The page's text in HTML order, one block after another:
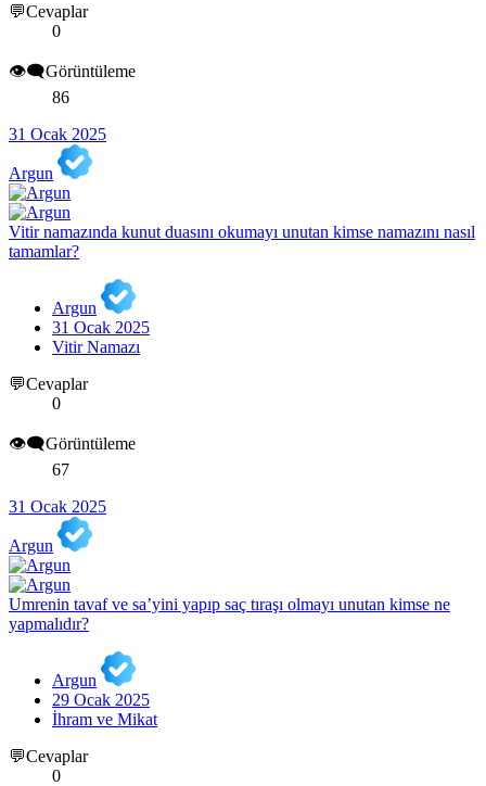
💬Cevaplar
0
👁️‍🗨️Görüntüleme
86
31 Ocak 2025
Argun
Vitir namazında kunut duasını okumayı unutan kimse namazını nasıl
tamamlar?
Argun
31 Ocak 2025
Vitir Namazı
💬Cevaplar
0
👁️‍🗨️Görüntüleme
67
31 Ocak 2025
Argun
Umrenin tavaf ve sa’yini yapıp saç tıraşı olmayı unutan kimse ne
yapmalıdır?
Argun
29 Ocak 2025
İhram ve Mikat
💬Cevaplar
0